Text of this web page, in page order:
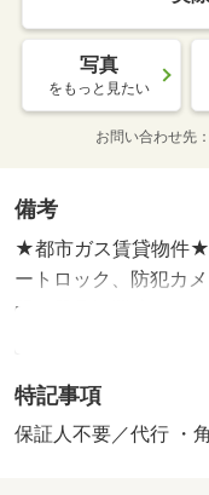
写真
をもっと見たい
お問い合わせ先
備考
★都市ガス賃貸物件
ートロック、防犯カ
照明器具設置済みで
キッチン採用で自炊
和線 紀伊中ノ島駅
ーやコンビニがあり
特記事項
保証人不要／代行 ・